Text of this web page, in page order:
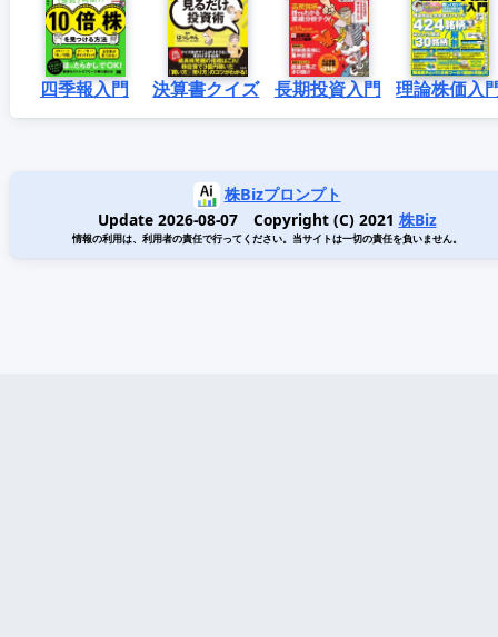
四季報入門 決算書クイズ 長期投資入門 理論株価入
株Bizプロンプト
Update 2026-08-07 Copyright (C) 2021 株Biz
情報の利用は、利用者の責任で行ってください。当サイトは一切の責任を負いません。